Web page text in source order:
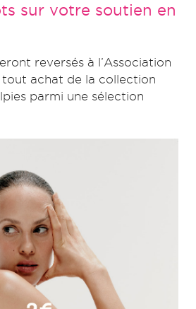
sur votre soutien en
reversés à l’Association
achat de la collection
parmi une sélection